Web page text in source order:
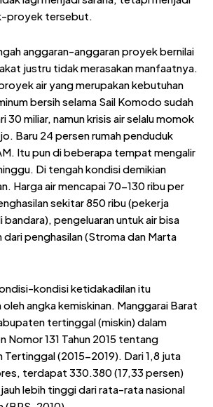
proyek tersebut.
anggaran-anggaran proyek bernilai
justru tidak merasakan manfaatnya.
air yang merupakan kebutuhan
bersih selama Sail Komodo sudah
30 miliar, namun krisis air selalu momok
Baru 24 persen rumah penduduk
Itu pun di beberapa tempat mengalir
Di tengah kondisi demikian
Harga air mencapai 70-130 ribu per
sekitar 850 ribu (pekerja
bandara), pengeluaran untuk air bisa
dari penghasilan (Stroma dan Marta
kondisi ketidakadilan itu
angka kemiskinan. Manggarai Barat
tertinggal (miskin) dalam
Nomor 131 Tahun 2015 tentang
Tertinggal (2015-2019). Dari 1,8 juta
terdapat 330.380 (17,33 persen)
lebih tinggi dari rata-rata nasional